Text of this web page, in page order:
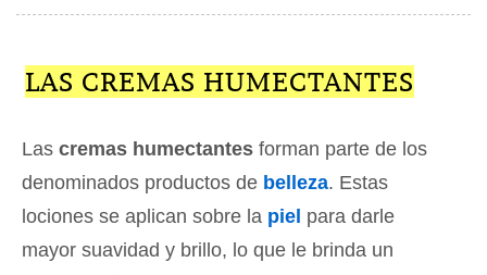
LAS CREMAS HUMECTANTES
Las cremas humectantes forman parte de los
denominados productos de belleza. Estas
lociones se aplican sobre la piel para darle
mayor suavidad y brillo, lo que le brinda un